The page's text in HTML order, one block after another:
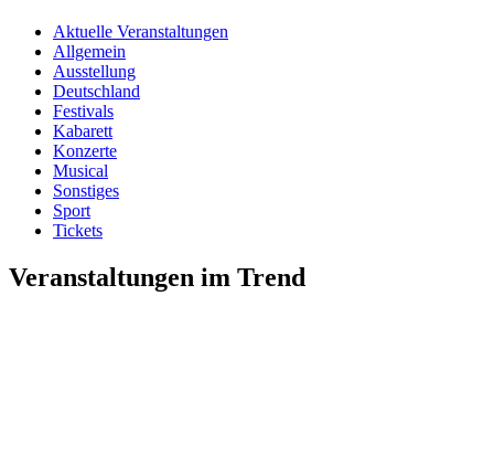
Aktuelle Veranstaltungen
Allgemein
Ausstellung
Deutschland
Festivals
Kabarett
Konzerte
Musical
Sonstiges
Sport
Tickets
Veranstaltungen im Trend